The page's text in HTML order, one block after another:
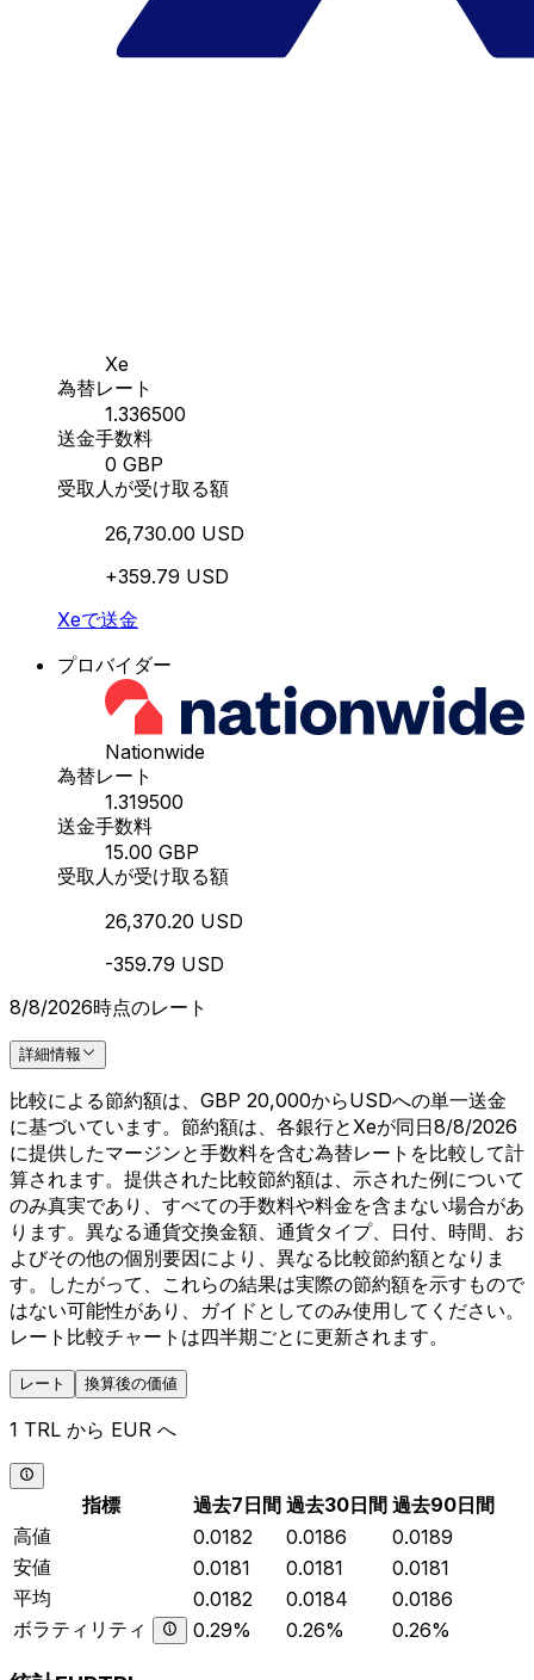
Xe
為替レート
1.336500
送金手数料
0 GBP
受取人が受け取る額
26,730.00 USD
+359.79 USD
Xeで送金
プロバイダー
Nationwide
為替レート
1.319500
送金手数料
15.00 GBP
受取人が受け取る額
26,370.20 USD
-359.79 USD
8/8/2026時点のレート
詳細情報
比較による節約額は、GBP 20,000からUSDへの単一送金
に基づいています。節約額は、各銀行とXeが同日8/8/2026
に提供したマージンと手数料を含む為替レートを比較して計
算されます。提供された比較節約額は、示された例について
のみ真実であり、すべての手数料や料金を含まない場合があ
ります。異なる通貨交換金額、通貨タイプ、日付、時間、お
よびその他の個別要因により、異なる比較節約額となりま
す。したがって、これらの結果は実際の節約額を示すもので
はない可能性があり、ガイドとしてのみ使用してください。
レート比較チャートは四半期ごとに更新されます。
レート 換算後の価値
1 TRL から EUR へ
指標 過去7日間 過去30日間 過去90日間
高値
0.0182 0.0186
0.0189
安値
0.0181 0.0181
0.0181
平均
0.0182 0.0184
0.0186
ボラティリティ
0.29% 0.26% 0.26%